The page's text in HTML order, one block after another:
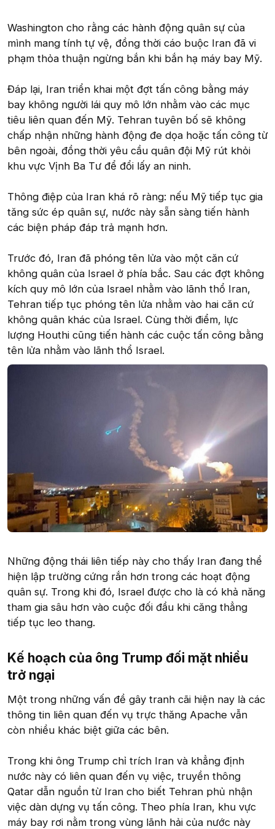
Washington cho rằng các hành động quân sự của
mình mang tính tự vệ, đồng thời cáo buộc Iran đã vi
phạm thỏa thuận ngừng bắn khi bắn hạ máy bay Mỹ.
Đáp lại, Iran triển khai một đợt tấn công bằng máy
bay không người lái quy mô lớn nhằm vào các mục
tiêu liên quan đến Mỹ. Tehran tuyên bố sẽ không
chấp nhận những hành động đe dọa hoặc tấn công từ
bên ngoài, đồng thời yêu cầu quân đội Mỹ rút khỏi
khu vực Vịnh Ba Tư để đổi lấy an ninh.
Thông điệp của Iran khá rõ ràng: nếu Mỹ tiếp tục gia
tăng sức ép quân sự, nước này sẵn sàng tiến hành
các biện pháp đáp trả mạnh hơn.
Trước đó, Iran đã phóng tên lửa vào một căn cứ
không quân của Israel ở phía bắc. Sau các đợt không
kích quy mô lớn của Israel nhằm vào lãnh thổ Iran,
Tehran tiếp tục phóng tên lửa nhằm vào hai căn cứ
không quân khác của Israel. Cùng thời điểm, lực
lượng Houthi cũng tiến hành các cuộc tấn công bằng
tên lửa nhằm vào lãnh thổ Israel.
Những động thái liên tiếp này cho thấy Iran đang thể
hiện lập trường cứng rắn hơn trong các hoạt động
quân sự. Trong khi đó, Israel được cho là có khả năng
tham gia sâu hơn vào cuộc đối đầu khi căng thẳng
tiếp tục leo thang.
Kế hoạch của ông Trump đối mặt nhiều
trở ngại
Một trong những vấn đề gây tranh cãi hiện nay là các
thông tin liên quan đến vụ trực thăng Apache vẫn
còn nhiều khác biệt giữa các bên.
Trong khi ông Trump chỉ trích Iran và khẳng định
nước này có liên quan đến vụ việc, truyền thông
Qatar dẫn nguồn từ Iran cho biết Tehran phủ nhận
việc dàn dựng vụ tấn công. Theo phía Iran, khu vực
máy bay rơi nằm trong vùng lãnh hải của nước này